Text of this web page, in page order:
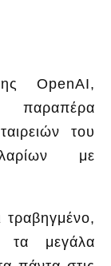
OpenAI,
του
με
τραβηγμένο,
τα μεγάλα